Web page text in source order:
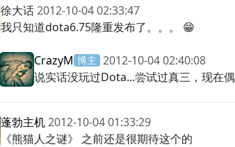
徐大话2012-10-04 02:33:47
我只知道dota6.75隆重发布了。。。 😁
CrazyM 博主 2012-10-04 02:40:08
说实话没玩过Dota...尝试过真三，现在
蓬勃主机2012-10-04 01:33:29
《熊猫人之谜》 之前还是很期待这个的